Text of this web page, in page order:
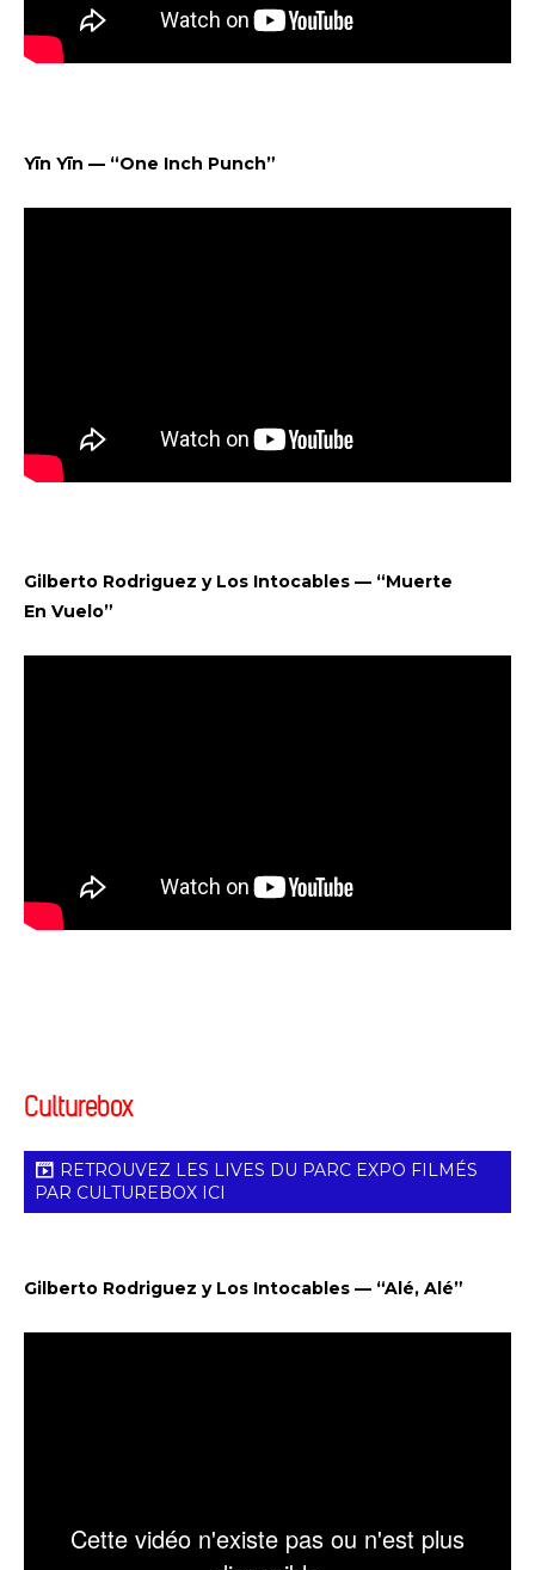
Yīn Yīn — “One Inch Punch”
Gilberto Rodriguez y Los Intocables — “Muerte
En Vuelo”
Culturebox
RETROUVEZ LES LIVES DU PARC EXPO FILMÉS
PAR CULTUREBOX ICI
Gilberto Rodriguez y Los Intocables — “Alé, Alé”